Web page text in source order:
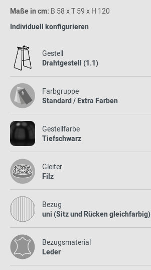
Maße in cm: B 58 x T 59 x H 120
Individuell konfigurieren
Gestell
Drahtgestell (1.1)
Farbgruppe
Standard / Extra Farben
Gestellfarbe
Tiefschwarz
Gleiter
Filz
Bezug
uni (Sitz und Rücken gleichfarbig)
Bezugsmaterial
Leder